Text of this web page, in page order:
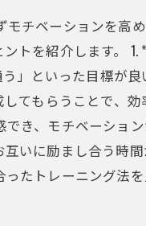
チベーションを高
トを紹介します。
」といった目標が
もらうことで、
き、モチベーショ
いに励まし合う時
たトレーニング法